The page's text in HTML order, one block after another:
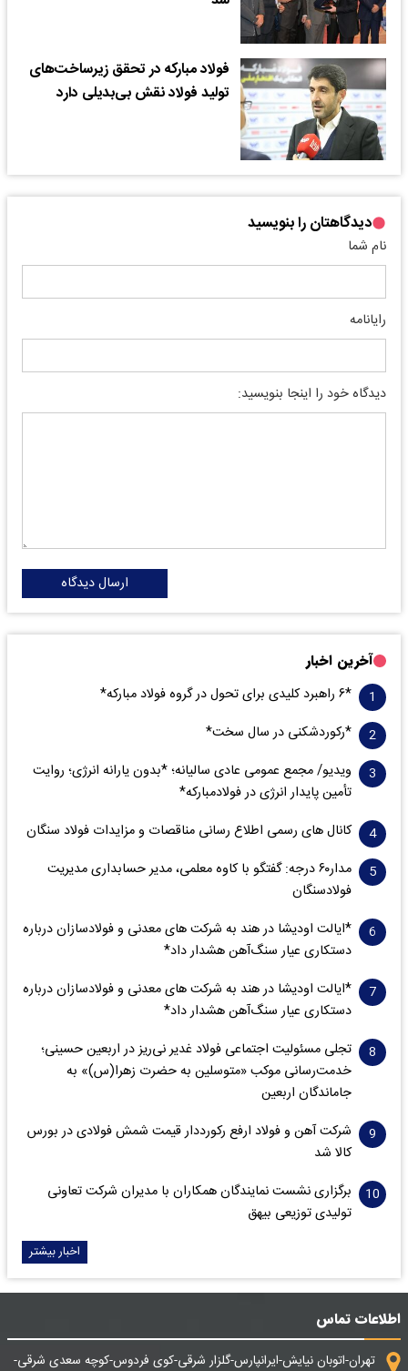
فولاد مبارکه در تحقق زیرساخت‌های
تولید فولاد نقش بی‌بدیلی دارد
دیدگاهتان را بنویسید
نام شما
رایانامه
دیدگاه خود را اینجا بنویسید:
ارسال دیدگاه
آخرین اخبار
*۶ راهبرد کلیدی برای تحول در گروه فولاد مبارکه*
*رکوردشکنی در سال سخت*
ویدیو/ مجمع عمومی عادی سالیانه؛ *بدون یارانه انرژی؛ روایت
تأمین پایدار انرژی در فولادمبارکه*
کانال های رسمی اطلاع رسانی مناقصات و مزایدات فولاد سنگان
مدار‌۶٠ درجه: گفتگو با کاوه معلمی، مدیر حسابداری مدیریت
فولادسنگان
*ایالت اودیشا در هند به شرکت های معدنی و فولادسازان درباره
دستکاری عیار سنگ‌آهن هشدار داد*
*ایالت اودیشا در هند به شرکت های معدنی و فولادسازان درباره
دستکاری عیار سنگ‌آهن هشدار داد*
تجلی مسئولیت اجتماعی فولاد غدیر نی‌ریز در اربعین حسینی؛
خدمت‌رسانی موکب «متوسلین به حضرت زهرا(س)» به
جاماندگان اربعین
شرکت آهن و فولاد ارفع رکورددار قیمت شمش فولادی در بورس
کالا شد
برگزاری نشست نمایندگان همکاران با مدیران شرکت تعاونی
تولیدی توزیعی بیهق
اخبار بیشتر
اطلاعات تماس
تهران-اتوبان نیایش-ایرانپارس-گلزار شرقی-کوی فردوس-کوچه سعدی شرقی-